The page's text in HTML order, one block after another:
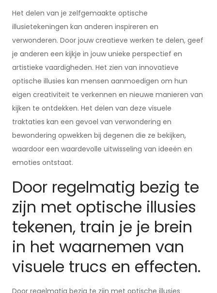
Het delen van je zelfgemaakte optische
illusietekeningen kan anderen inspireren en
verwonderen. Door jouw creatieve werken te delen, geef
je anderen een kijkje in jouw unieke perspectief en
artistieke vaardigheden. Het zien van innovatieve
optische illusies kan mensen aanmoedigen om hun
eigen creativiteit te verkennen en nieuwe manieren van
kijken te ontdekken. Het delen van deze visuele
traktaties kan een gevoel van verwondering en
bewondering opwekken bij degenen die ze bekijken,
waardoor een waardevolle uitwisseling van ideeën en
emoties ontstaat.
Door regelmatig bezig te
zijn met optische illusies
tekenen, train je je brein
in het waarnemen van
visuele trucs en effecten.
Door regelmatig bezig te zijn met optische illusies